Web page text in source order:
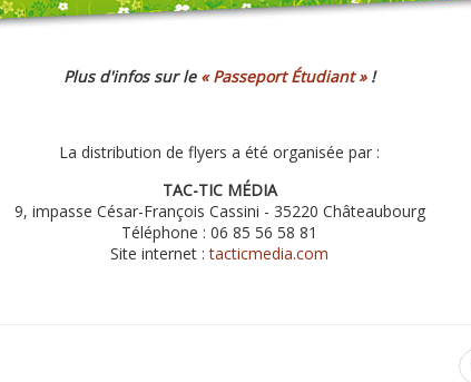
Plus d'infos sur le « Passeport Étudiant »!
La distribution de flyers a été organisée par :
TAC-TIC MÉDIA
9, impasse César-François Cassini - 35220 Châteaubourg
Téléphone : 06 85 56 58 81
Site internet :tacticmedia.com